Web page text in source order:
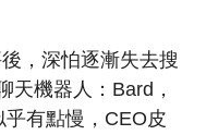
，深怕逐漸失去搜
天機器人：Bard，
有點慢，CEO皮